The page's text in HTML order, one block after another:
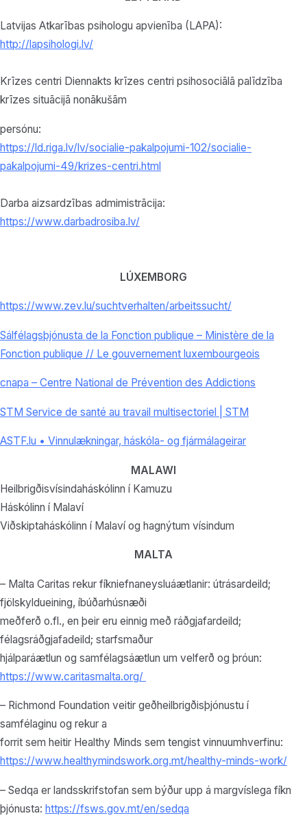
Latvijas Atkarības psihologu apvienība (LAPA):
http://lapsihologi.lv/
Krīzes centri Diennakts krīzes centri psihosociālā palīdzība
krīzes situācijā nonākušām
persónu:
https://ld.riga.lv/lv/socialie-pakalpojumi-102/socialie-
pakalpojumi-49/krizes-centri.html
Darba aizsardzības admimistrācija:
https://www.darbadrosiba.lv/
LÚXEMBORG
https://www.zev.lu/suchtverhalten/arbeitssucht/
Sálfélagsþjónusta de la Fonction publique – Ministère de la
Fonction publique // Le gouvernement luxembourgeois
cnapa – Centre National de Prévention des Addictions
STM Service de santé au travail multisectoriel | STM
ASTF.lu • Vinnulækningar, háskóla- og fjármálageirar
MALAWI
Heilbrigðisvísindaháskólinn í Kamuzu
Háskólinn í Malaví
Viðskiptaháskólinn í Malaví og hagnýtum vísindum
MALTA
– Malta Caritas rekur fíkniefnaneysluáætlanir: útrásardeild;
fjölskyldueining, íbúðarhúsnæði
meðferð o.fl., en þeir eru einnig með ráðgjafardeild;
félagsráðgjafadeild; starfsmaður
hjálparáætlun og samfélagsáætlun um velferð og þróun:
https://www.caritasmalta.org/
– Richmond Foundation veitir geðheilbrigðisþjónustu í
samfélaginu og rekur a
forrit sem heitir Healthy Minds sem tengist vinnuumhverfinu:
https://www.healthymindswork.org.mt/healthy-minds-work/
– Sedqa er landsskrifstofan sem býður upp á margvíslega fíkn
þjónusta: https://fsws.gov.mt/en/sedqa